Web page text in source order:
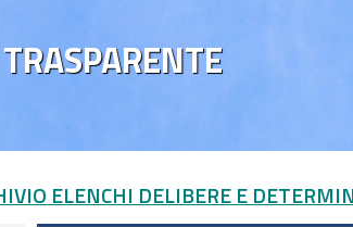
ELENCHI DELIBERE E